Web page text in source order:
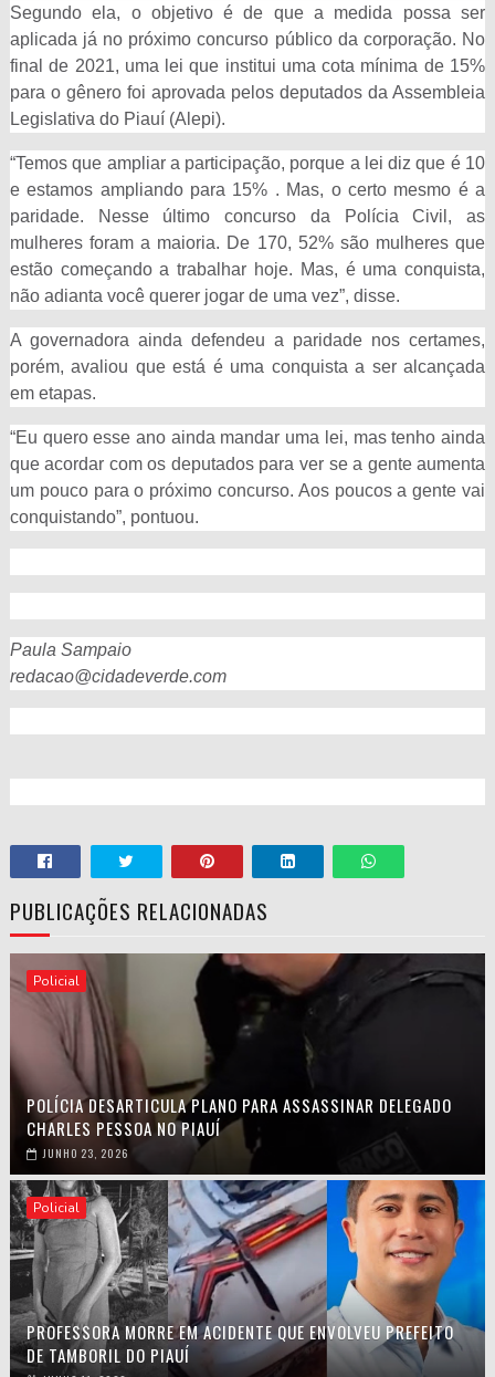
Segundo ela, o objetivo é de que a medida possa ser
aplicada já no próximo concurso público da corporação. No
final de 2021, uma lei que institui uma cota mínima de 15%
para o gênero foi aprovada pelos deputados da Assembleia
Legislativa do Piauí (Alepi).
“Temos que ampliar a participação, porque a lei diz que é 10
e estamos ampliando para 15% . Mas, o certo mesmo é a
paridade. Nesse último concurso da Polícia Civil, as
mulheres foram a maioria. De 170, 52% são mulheres que
estão começando a trabalhar hoje. Mas, é uma conquista,
não adianta você querer jogar de uma vez”, disse.
A governadora ainda defendeu a paridade nos certames,
porém, avaliou que está é uma conquista a ser alcançada
em etapas.
“Eu quero esse ano ainda mandar uma lei, mas tenho ainda
que acordar com os deputados para ver se a gente aumenta
um pouco para o próximo concurso. Aos poucos a gente vai
conquistando”, pontuou.
Paula Sampaio
redacao@cidadeverde.com
PUBLICAÇÕES RELACIONADAS
Policial
POLÍCIA DESARTICULA PLANO PARA ASSASSINAR DELEGADO
CHARLES PESSOA NO PIAUÍ
JUNHO 23, 2026
Policial
PROFESSORA MORRE EM ACIDENTE QUE ENVOLVEU PREFEITO
DE TAMBORIL DO PIAUÍ